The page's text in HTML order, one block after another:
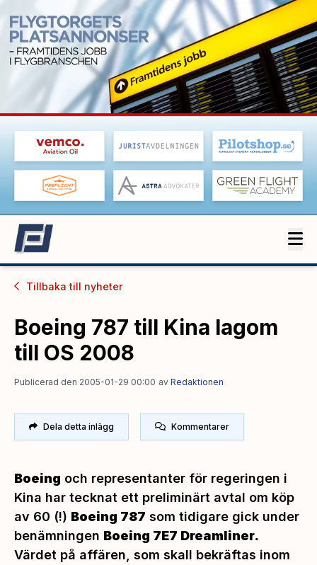
Tillbaka till nyheter
Boeing 787 till Kina lagom
till OS 2008
Publicerad den 2005-01-29 00:00 av Redaktionen
Dela detta inlägg Kommentarer
Boeing och representanter för regeringen i
Kina har tecknat ett preliminärt avtal om köp
av 60 (!) Boeing 787 som tidigare gick under
benämningen Boeing 7E7 Dreamliner.
Värdet på affären, som skall bekräftas inom